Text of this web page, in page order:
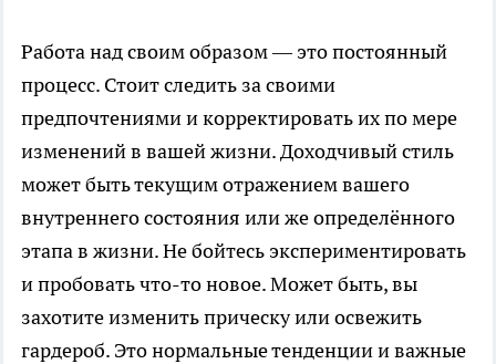
Работа над своим образом — это постоянный
процесс. Стоит следить за своими
предпочтениями и корректировать их по мере
изменений в вашей жизни. Доходчивый стиль
может быть текущим отражением вашего
внутреннего состояния или же определённого
этапа в жизни. Не бойтесь экспериментировать
и пробовать что-то новое. Может быть, вы
захотите изменить прическу или освежить
гардероб. Это нормальные тенденции и важные